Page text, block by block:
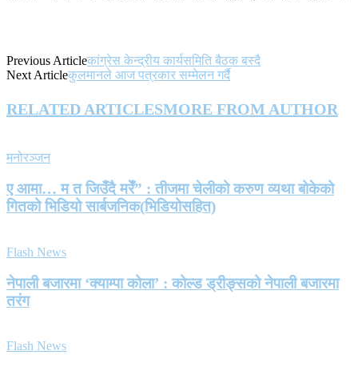
Previous Articleकांग्रेस केन्द्रीय कार्यसमिति बैठक बस्दै
Next Articleकुलमानले आज पत्रकार सम्मेलन गर्दै
RELATED ARTICLESMORE FROM AUTHOR
मनोरञ्जन
ए आमा… म त जिउँदै मरेँ” : तीजमा चेलीको करुण व्यथा बोकेको
गितको भिडियो सार्बजनिक(भिडियोसहित)
Flash News
नेपाली बजारमा ‘क्याम्पा कोला’ : कोल्ड ड्रीङ्सको नेपाली बजारमा
तरंग
Flash News